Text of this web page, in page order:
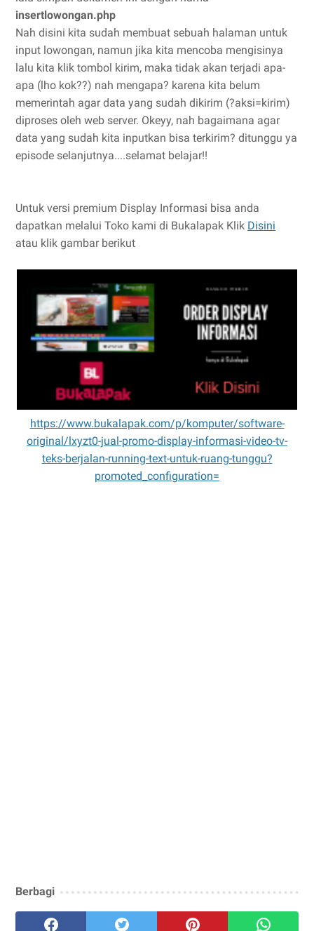
insertlowongan.php
Nah disini kita sudah membuat sebuah halaman untuk
input lowongan, namun jika kita mencoba mengisinya
lalu kita klik tombol kirim, maka tidak akan terjadi apa-
apa (lho kok??) nah mengapa? karena kita belum
memerintah agar data yang sudah dikirim (?aksi=kirim)
diproses oleh web server. Okeyy, nah bagaimana agar
data yang sudah kita inputkan bisa terkirim? ditunggu ya
episode selanjutnya....selamat belajar!!
Untuk versi premium Display Informasi bisa anda
dapatkan melalui Toko kami di Bukalapak Klik Disini
atau klik gambar berikut
https://www.bukalapak.com/p/komputer/software-
original/lxyzt0-jual-promo-display-informasi-video-tv-
teks-berjalan-running-text-untuk-ruang-tunggu?
promoted_configuration=
Berbagi